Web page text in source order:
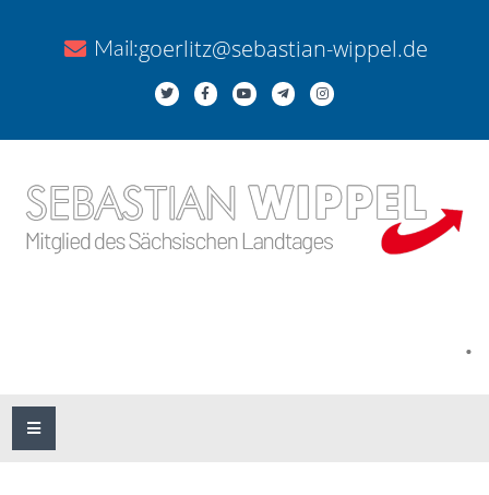
Mail:goerlitz@sebastian-wippel.de
.